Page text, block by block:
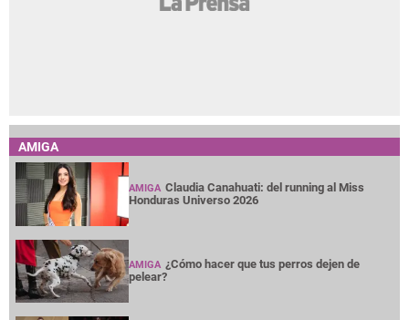
AMIGA
AMIGA Claudia Canahuati: del running al Miss
Honduras Universo 2026
AMIGA ¿Cómo hacer que tus perros dejen de
pelear?